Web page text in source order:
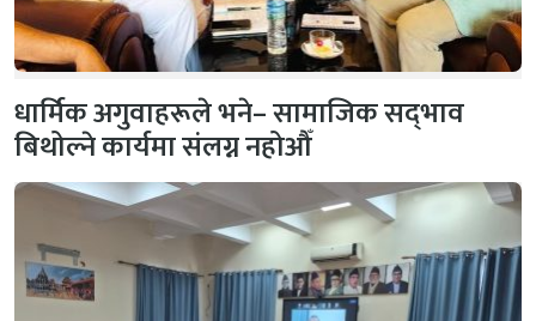
धार्मिक अगुवाहरूले भने– सामाजिक सद्‌भाव
बिथोल्ने कार्यमा संलग्न नहोऔँ